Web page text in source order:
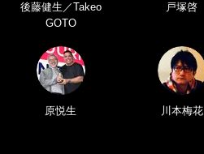
後藤健生／Takeo
GOTO
戸塚啓
原悦生 川本梅花